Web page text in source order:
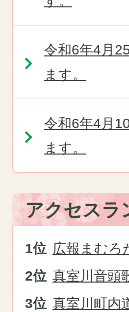
令和6年4月
ます。
令和6年4月
ます。
アクセスラ
広報まむろ
真室川音頭
真室川町内